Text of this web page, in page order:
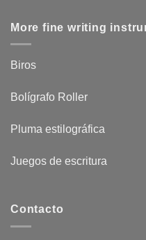
More fine writing
Biros
Bolígrafo Roller
Pluma estilográfica
Juegos de escritura
Contacto